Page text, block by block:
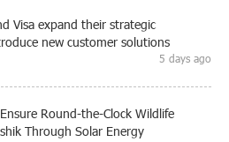
Visa expand their strategic
new customer solutions
5 days ago
Round-the-Clock Wildlife
Through Solar Energy